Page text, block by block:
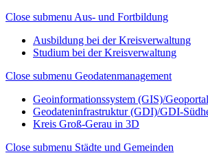
Close submenu Aus- und Fortbildung
Ausbildung bei der Kreisverwaltung
Studium bei der Kreisverwaltung
Close submenu Geodatenmanagement
Geoinformationssystem (GIS)/Geoportal
Geodateninfrastruktur (GDI)/GDI-
Kreis Groß-Gerau in 3D
Close submenu Städte und Gemeinden